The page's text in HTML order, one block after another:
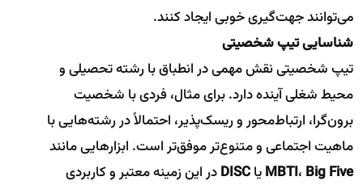
می‌توانند جهت‌گیری خوبی ایجاد کنند.
شناسایی تیپ شخصیتی
تیپ شخصیتی نقش مهمی در انطباق با رشته تحصیلی و
محیط شغلی آینده دارد. برای مثال، فردی با شخصیت
برون‌گرا، ارتباط‌محور و ریسک‌پذیر، احتمالاً در رشته‌هایی با
ماهیت اجتماعی و متنوع‌تر موفق‌تر است. ابزارهایی مانند
MBTI، Big Five یاDISCدر این زمینه معتبر و کاربردی